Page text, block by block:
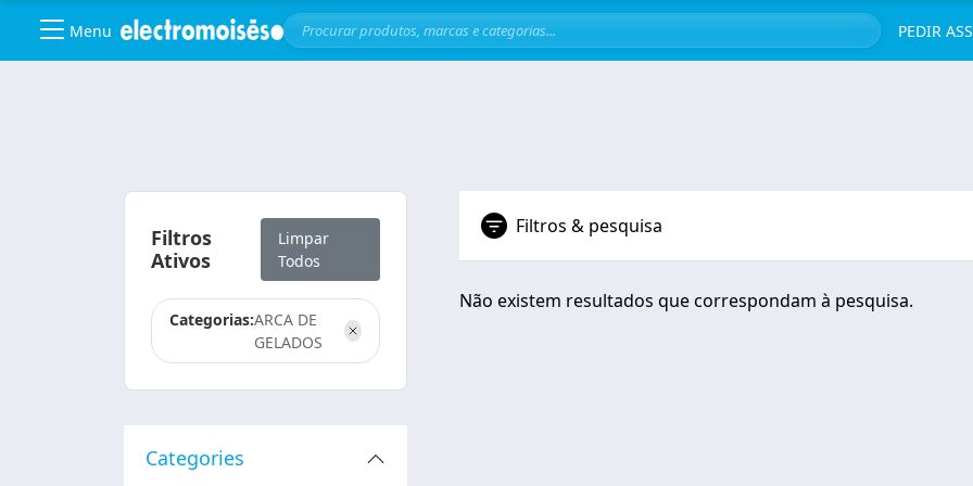
Menu PEDIR
Filtros & pesquisa
Não existem resultados que correspondam à pesquisa.
Filtros
Ativos
Limpar
Todos
Categorias:ARCA DE
GELADOS
Categories